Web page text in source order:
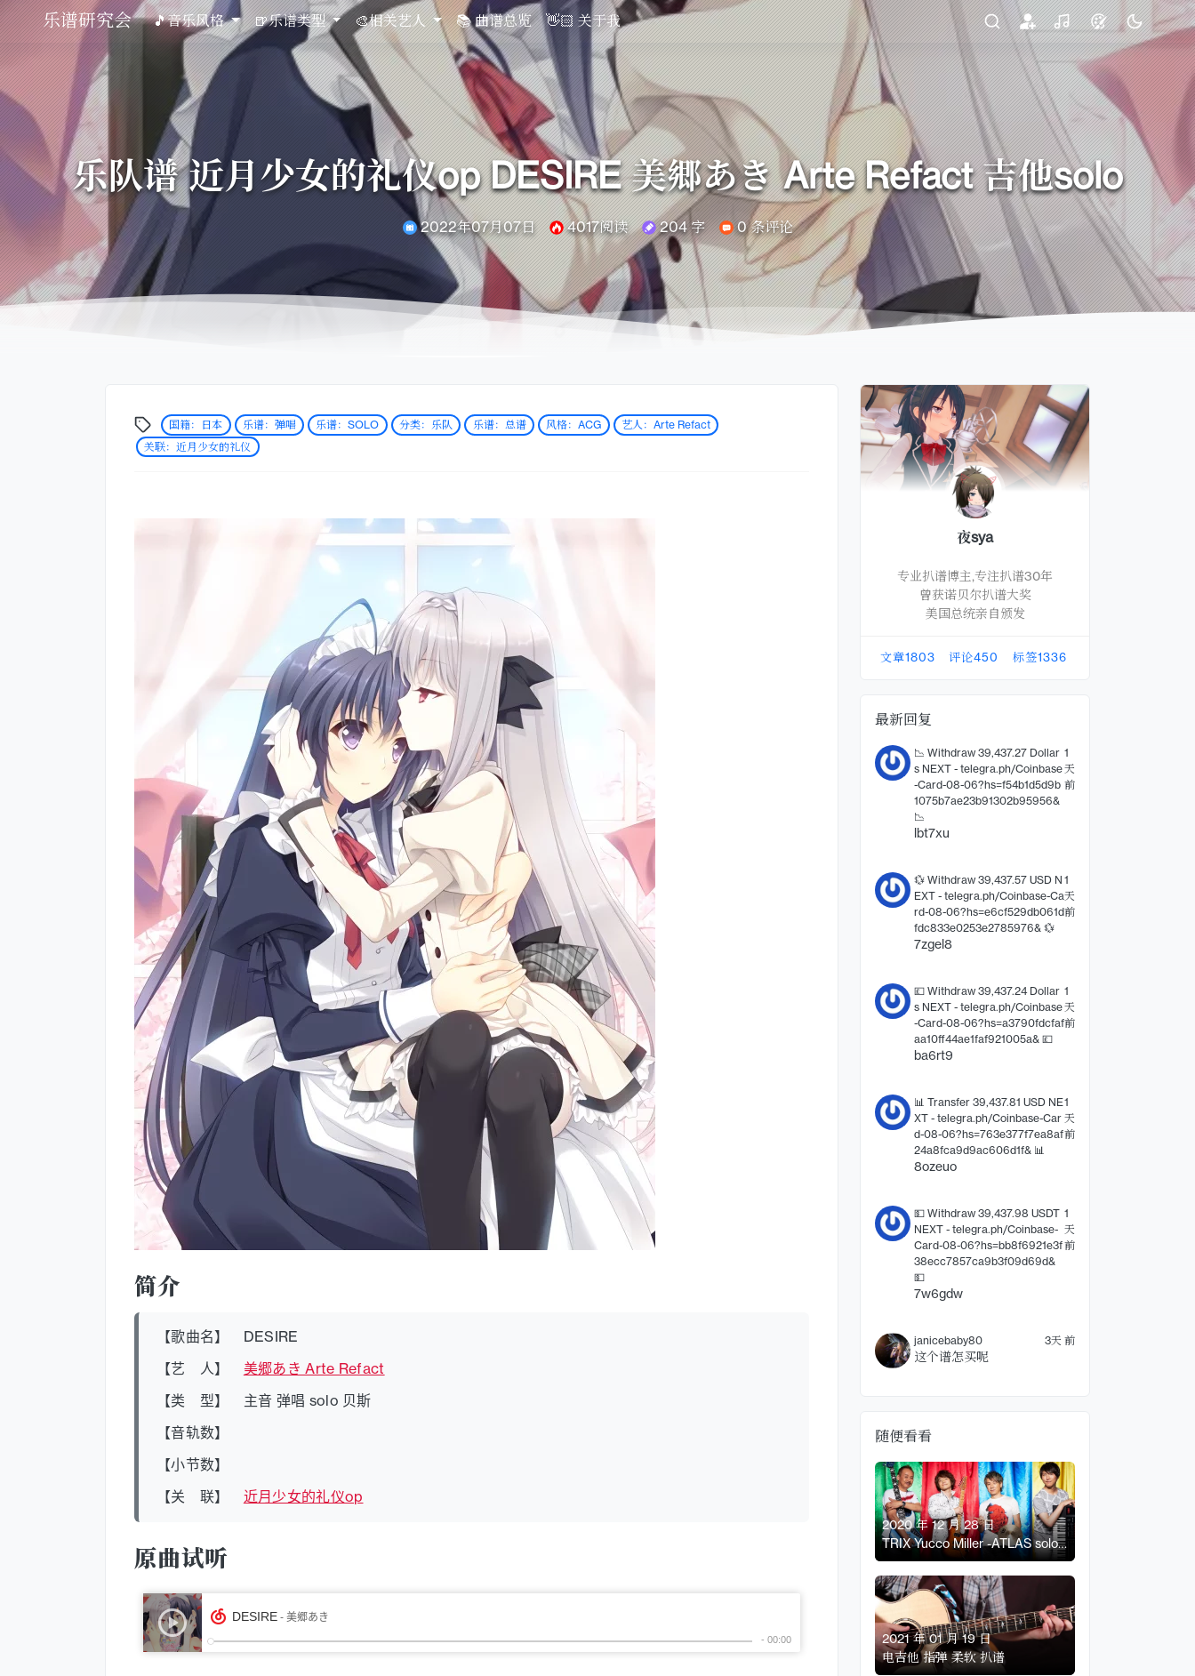
乐谱研究会 🎵音乐风格 🍺乐谱类型 🎨相关艺人 📚 曲谱总览 👋🏻 关于我
乐队谱 近月少女的礼仪op DESIRE 美郷あき Arte Refact 吉他solo
2022年07月07日 4017阅读 204 字 0 条评论
夜sya
专业扒谱博主,专注扒谱30年
曾获诺贝尔扒谱大奖
美国总统亲自颁发
文章1803 评论450 标签1336
最新回复
📉 Withdraw 39,437.27 Dollar
s NEXT - telegra.ph/Coinbase
-Card-08-06?hs=f54b1d5d9b
1075b7ae23b91302b95956&
📉
1
天
前
lbt7xu
💱 Withdraw 39,437.57 USD N
EXT - telegra.ph/Coinbase-Ca
rd-08-06?hs=e6cf529db061d
fdc833e0253e2785976& 💱
1
天
前
7zgel8
💷 Withdraw 39,437.24 Dollar
s NEXT - telegra.ph/Coinbase
-Card-08-06?hs=a3790fdcfaf
aa10ff44ae1faf921005a& 💷
1
天
前
ba6rt9
📊 Transfer 39,437.81 USD NE
XT - telegra.ph/Coinbase-Car
d-08-06?hs=763e377f7ea8af
24a8fca9d9ac606d1f& 📊
1
天
前
8ozeuo
💵 Withdraw 39,437.98 USDT
NEXT - telegra.ph/Coinbase-
Card-08-06?hs=bb8f6921e3f
38ecc7857ca9b3f09d69d&
💵
1
天
前
7w6gdw
janicebaby80 3天 前
这个谱怎买呢
随便看看
2020 年 12 月 28 日
TRIX Yucco Miller -ATLAS solo
电吉他
2021 年 01 月 19 日
电吉他 指弹 柔软 扒谱
国籍：日本 乐谱：弹唱 乐谱：SOLO 分类：乐队 乐谱：总谱 风格：ACG 艺人：Arte Refact
关联：近月少女的礼仪
简介
【歌曲名】 DESIRE
【艺 人】 美郷あき Arte Refact
【类 型】 主音 弹唱 solo 贝斯
【音轨数】
【小节数】
【关 联】 近月少女的礼仪op
原曲试听